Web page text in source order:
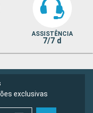
ASSISTÊNCIA
7/7 d
exclusivas